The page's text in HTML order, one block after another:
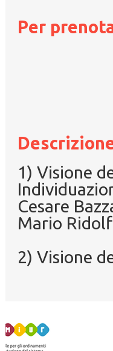
Per
1) Visione
Cesare
Mario
2) Visione